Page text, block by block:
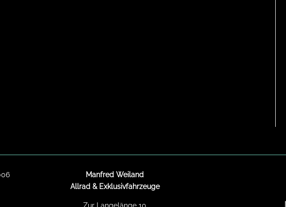
Manfred Weiland
Allrad & Exklusivfahrzeuge
Zur Langelänge 10